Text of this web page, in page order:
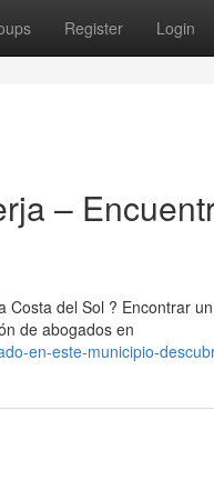
Register Login
–
del Sol ? Encontrar
de abogados en
en-este-municipio-